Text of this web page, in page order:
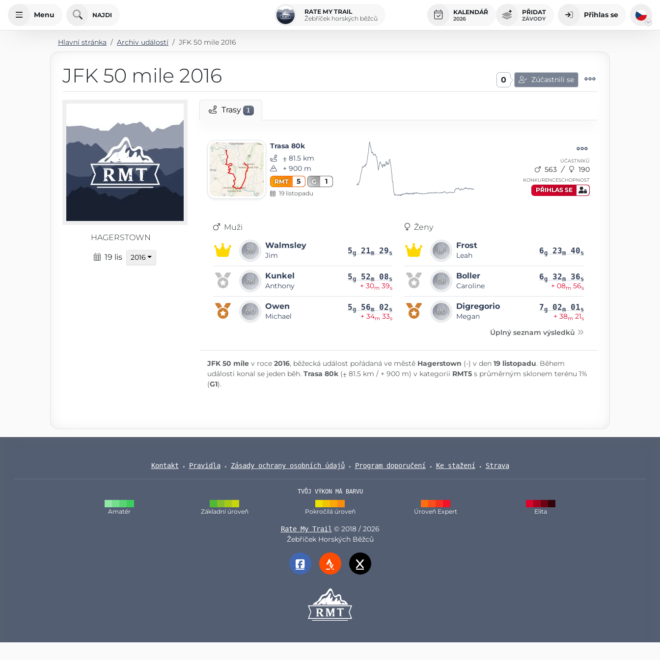
Menu NAJDI
RATE MY TRAIL
Žebříček horských běžců
KALENDÁŘ
2026
PŘIDAT
ZÁVODY Přihlas se
Hlavní stránka Archiv událostí JFK 50 mile 2016
JFK 50 mile 2016 0 Zúčastnili se
HAGERSTOWN
19 lis 2016
Trasy 1
Trasa 80k
⨦ 81.5 km
+ 900 m
RMT 5 G 1
19 listopadu
ÚČASTNÍKŮ
563 190
KONKURENCESCHOPNOST
PŘIHLAS SE
Muži
Walmsley
Jim 5g 21m 29s
Kunkel
Anthony
5g 52m 08s
+ 30m 39s
Owen
Michael
5g 56m 02s
+ 34m 33s
Ženy
Frost
Leah 6g 23m 40s
Boller
Caroline
6g 32m 36s
+ 08m 56s
Digregorio
Megan
7g 02m 01s
+ 38m 21s
Úplný seznam výsledků
JFK 50 milev roce 2016, běžecká událost pořádaná ve městě Hagerstown (-) v den 19 listopadu. Během
události konal se jeden běh. Trasa 80k(⨦ 81.5 km / + 900 m) v kategorii RMT5s průměrným sklonem terénu 1%
(G1).
Kontakt Pravidla Zásady ochrany osobních údajů Program doporučení Ke stažení Strava
TVŮJ VÝKON MÁ BARVU
Amatér Základní úroveň Pokročilá úroveň Úroveň Expert Elita
Rate My Trail © 2018 / 2026
Žebříček Horských Běžců